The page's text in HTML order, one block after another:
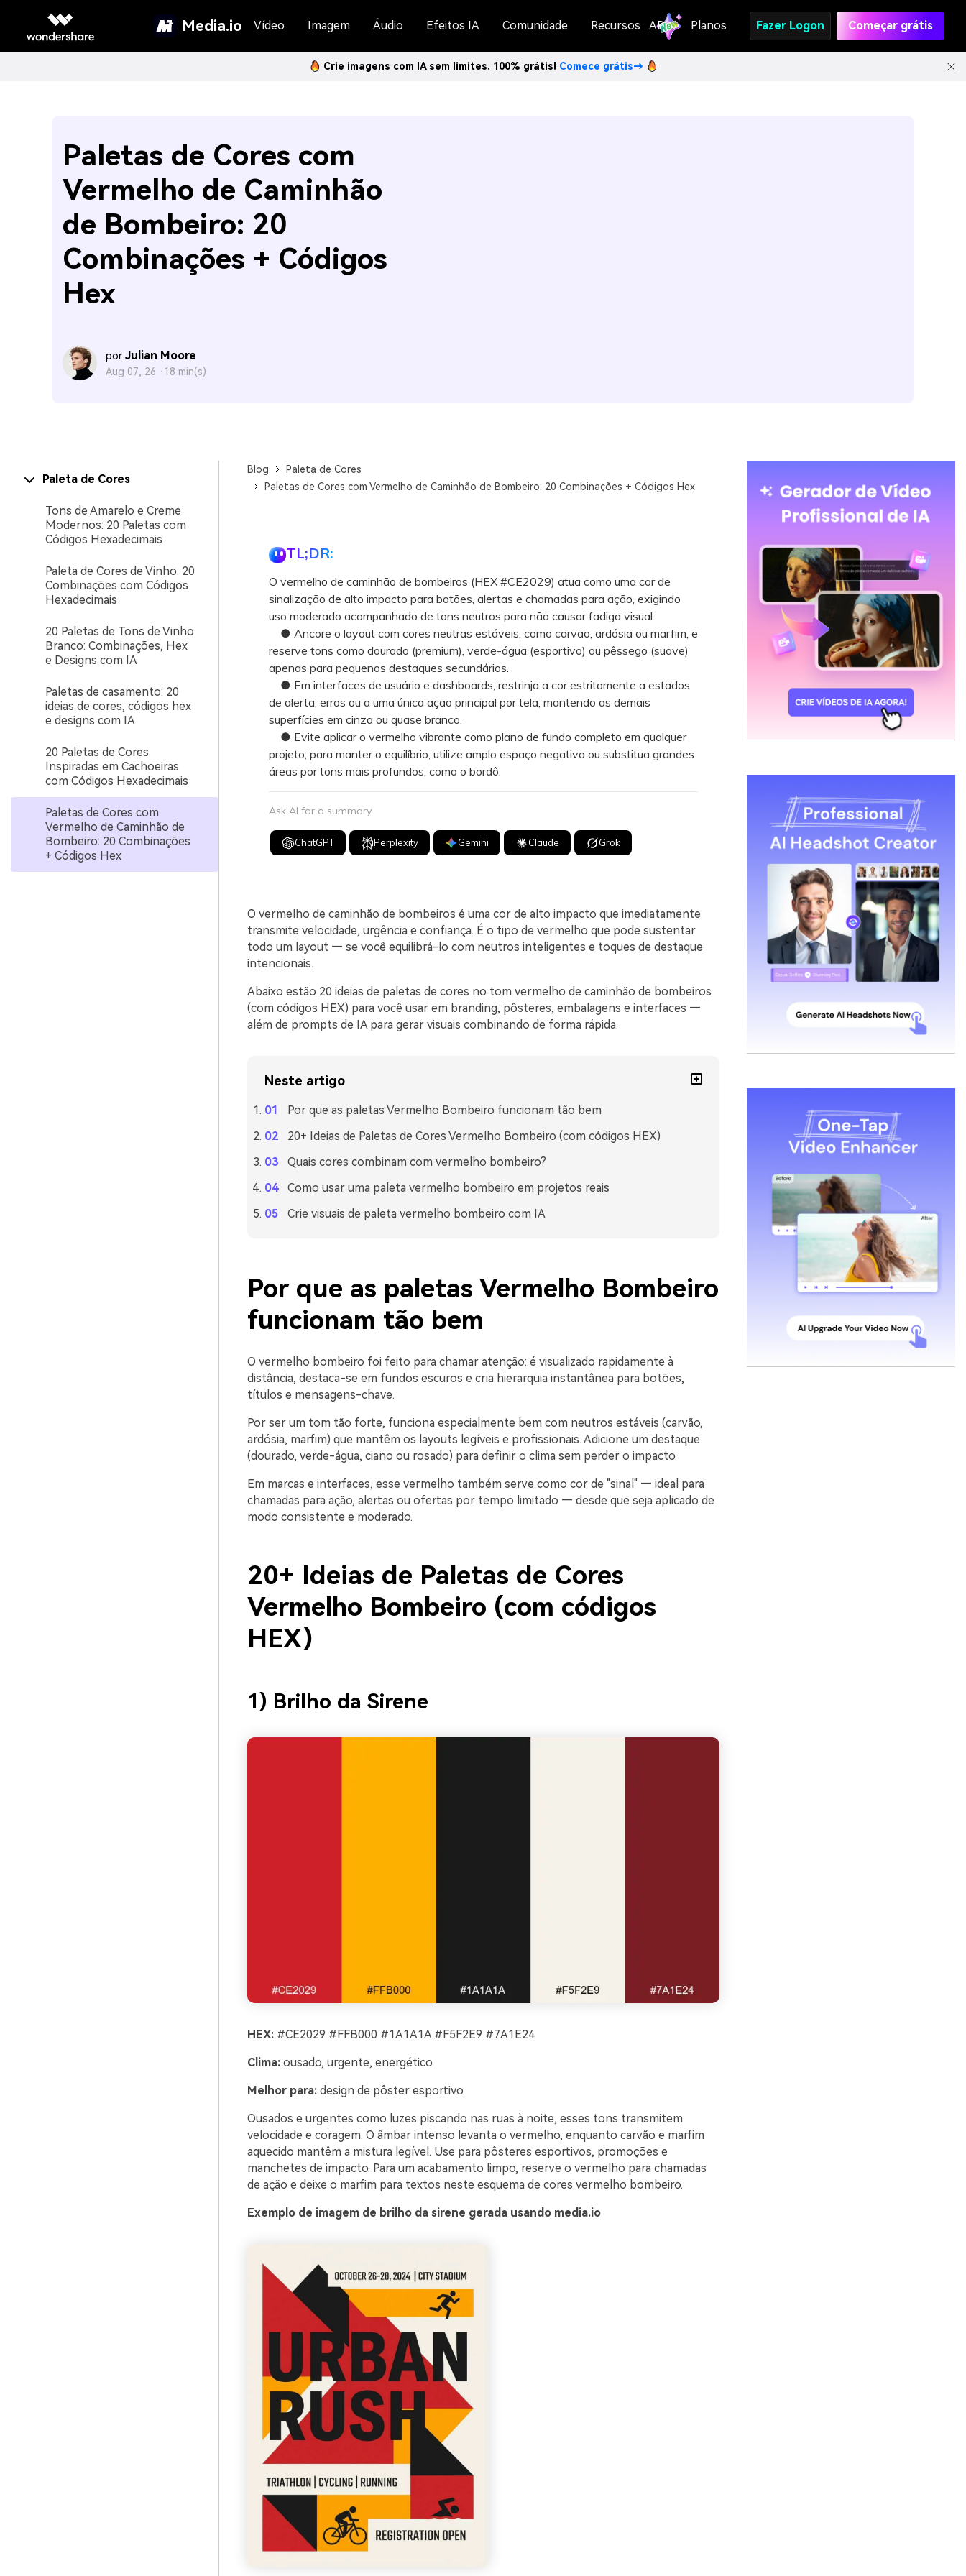
Media.io Vídeo Imagem Áudio Efeitos IA Comunidade Recursos API Planos Fazer Logon Começar grátis
Crie imagens com IA sem limites. 100% grátis! Comece grátis→
Paletas de Cores com
Vermelho de Caminhão
de Bombeiro: 20
Combinações + Códigos
Hex
por Julian Moore
Aug 07, 26 · 18 min(s)
Paleta de Cores
Tons de Amarelo e Creme
Modernos: 20 Paletas com
Códigos Hexadecimais
Paleta de Cores de Vinho: 20
Combinações com Códigos
Hexadecimais
20 Paletas de Tons de Vinho
Branco: Combinações, Hex
e Designs com IA
Paletas de casamento: 20
ideias de cores, códigos hex
e designs com IA
20 Paletas de Cores
Inspiradas em Cachoeiras
com Códigos Hexadecimais
Paletas de Cores com
Vermelho de Caminhão de
Bombeiro: 20 Combinações
+ Códigos Hex
Blog
Paleta de Cores
Paletas de Cores com Vermelho de Caminhão de Bombeiro: 20 Combinações + Códigos Hex
TL;DR:
O vermelho de caminhão de bombeiros (HEX #CE2029) atua como uma cor de
sinalização de alto impacto para botões, alertas e chamadas para ação, exigindo
uso moderado acompanhado de tons neutros para não causar fadiga visual.
● Ancore o layout com cores neutras estáveis, como carvão, ardósia ou marfim, e
reserve tons como dourado (premium), verde-água (esportivo) ou pêssego (suave)
apenas para pequenos destaques secundários.
● Em interfaces de usuário e dashboards, restrinja a cor estritamente a estados
de alerta, erros ou a uma única ação principal por tela, mantendo as demais
superfícies em cinza ou quase branco.
● Evite aplicar o vermelho vibrante como plano de fundo completo em qualquer
projeto; para manter o equilíbrio, utilize amplo espaço negativo ou substitua grandes
áreas por tons mais profundos, como o bordô.
Ask AI for a summary
ChatGPT Perplexity Gemini Claude Grok
O vermelho de caminhão de bombeiros é uma cor de alto impacto que imediatamente
transmite velocidade, urgência e confiança. É o tipo de vermelho que pode sustentar
todo um layout — se você equilibrá-lo com neutros inteligentes e toques de destaque
intencionais.
Abaixo estão 20 ideias de paletas de cores no tom vermelho de caminhão de bombeiros
(com códigos HEX) para você usar em branding, pôsteres, embalagens e interfaces —
além de prompts de IA para gerar visuais combinando de forma rápida.
Neste artigo
Por que as paletas Vermelho Bombeiro funcionam tão bem
20+ Ideias de Paletas de Cores Vermelho Bombeiro (com códigos HEX)
Quais cores combinam com vermelho bombeiro?
Como usar uma paleta vermelho bombeiro em projetos reais
Crie visuais de paleta vermelho bombeiro com IA
Por que as paletas Vermelho Bombeiro
funcionam tão bem
O vermelho bombeiro foi feito para chamar atenção: é visualizado rapidamente à
distância, destaca-se em fundos escuros e cria hierarquia instantânea para botões,
títulos e mensagens-chave.
Por ser um tom tão forte, funciona especialmente bem com neutros estáveis (carvão,
ardósia, marfim) que mantêm os layouts legíveis e profissionais. Adicione um destaque
(dourado, verde-água, ciano ou rosado) para definir o clima sem perder o impacto.
Em marcas e interfaces, esse vermelho também serve como cor de "sinal" — ideal para
chamadas para ação, alertas ou ofertas por tempo limitado — desde que seja aplicado de
modo consistente e moderado.
20+ Ideias de Paletas de Cores
Vermelho Bombeiro (com códigos
HEX)
1) Brilho da Sirene
HEX:#CE2029 #FFB000 #1A1A1A #F5F2E9 #7A1E24
Clima:ousado, urgente, energético
Melhor para:design de pôster esportivo
Ousados e urgentes como luzes piscando nas ruas à noite, esses tons transmitem
velocidade e coragem. O âmbar intenso levanta o vermelho, enquanto carvão e marfim
aquecido mantêm a mistura legível. Use para pôsteres esportivos, promoções e
manchetes de impacto. Para um acabamento limpo, reserve o vermelho para chamadas
de ação e deixe o marfim para textos neste esquema de cores vermelho bombeiro.
Exemplo de imagem de brilho da sirene gerada usando media.io